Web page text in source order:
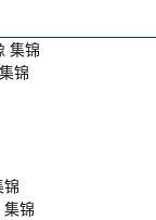
集锦
锦
锦